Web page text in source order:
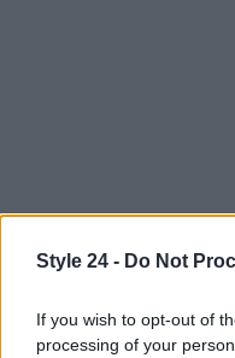
Style 24 - Do Not
If you wish to opt-out of
processing of your